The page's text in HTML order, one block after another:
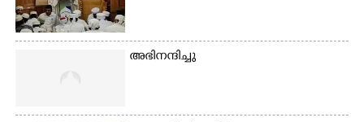
അഭിനന്ദിച്ചു